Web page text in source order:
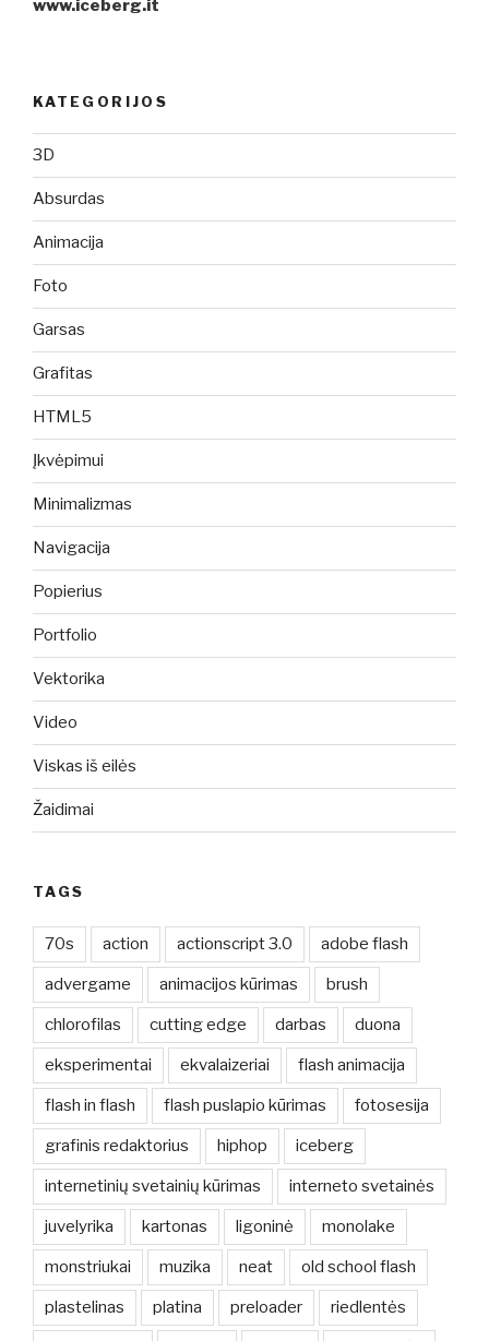
www.iceberg.it
KATEGORIJOS
3D
Absurdas
Animacija
Foto
Garsas
Grafitas
HTML5
Įkvėpimui
Minimalizmas
Navigacija
Popierius
Portfolio
Vektorika
Video
Viskas iš eilės
Žaidimai
TAGS
70s action actionscript 3.0 adobe flash
advergame animacijos kūrimas brush
chlorofilas cutting edge darbas duona
eksperimentai ekvalaizeriai flash animacija
flash in flash flash puslapio kūrimas fotosesija
grafinis redaktorius hiphop iceberg
internetinių svetainių kūrimas interneto svetainės
juvelyrika kartonas ligoninė monolake
monstriukai muzika neat old school flash
plastelinas platina preloader riedlentės